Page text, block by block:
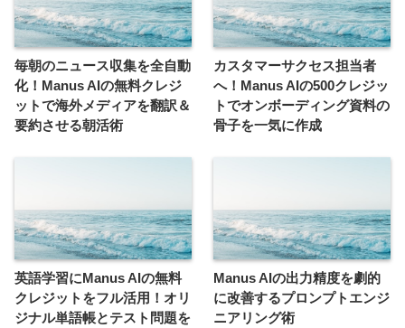
毎朝のニュース収集を全自動
化！Manus AIの無料クレジ
ットで海外メディアを翻訳＆
要約させる朝活術
カスタマーサクセス担当者
へ！Manus AIの500クレジッ
トでオンボーディング資料の
骨子を一気に作成
英語学習にManus AIの無料
クレジットをフル活用！オリ
ジナル単語帳とテスト問題を
Manus AIの出力精度を劇的
に改善するプロンプトエンジ
ニアリング術